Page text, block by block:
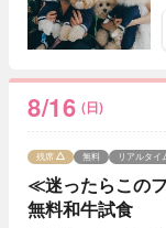
8/16 (日)
≪迷ったらこの
無料和牛試食
残席 無料 リアルタイ